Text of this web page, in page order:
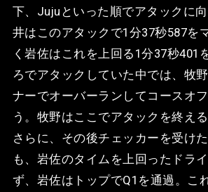
下、Jujuといった順でアタックに
井はこのアタックで1分37秒587を
く岩佐はこれを上回る1分37秒401
ろでアタックしていた中では、牧
ナーでオーバーランしてコースオ
う。牧野はここでアタックを終え
さらに、その後チェッカーを受け
も、岩佐のタイムを上回ったドラ
ず、岩佐はトップでQ1を通過。こ